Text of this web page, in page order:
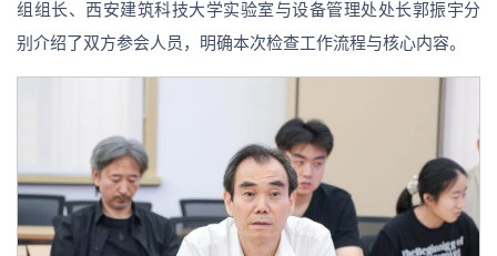
组组长、西安建筑科技大学实验室与设备管理处处长郭振宇分
别介绍了双方参会人员，明确本次检查工作流程与核心内容。